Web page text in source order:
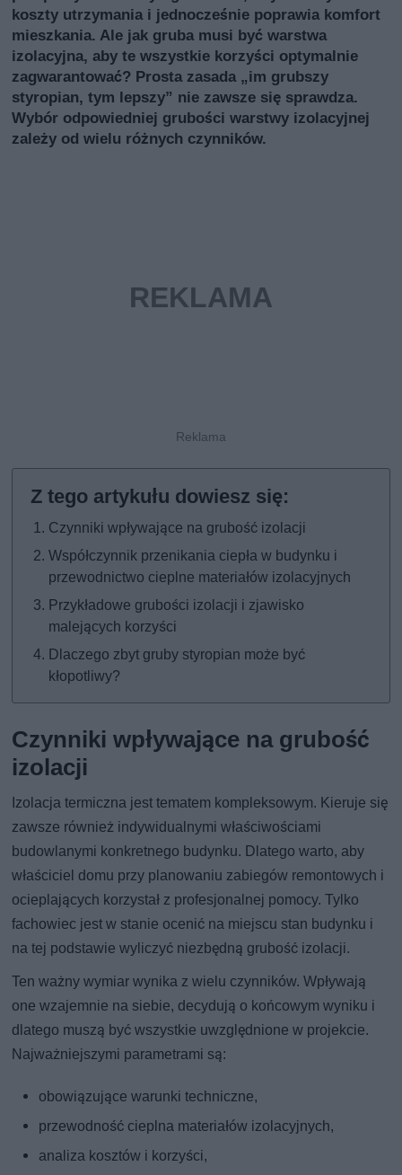
koszty utrzymania i jednocześnie poprawia komfort
mieszkania. Ale jak gruba musi być warstwa
izolacyjna, aby te wszystkie korzyści optymalnie
zagwarantować? Prosta zasada „im grubszy
styropian, tym lepszy” nie zawsze się sprawdza.
Wybór odpowiedniej grubości warstwy izolacyjnej
zależy od wielu różnych czynników.
Czynniki wpływające na grubość izolacji
Współczynnik przenikania ciepła w budynku i
przewodnictwo cieplne materiałów izolacyjnych
Przykładowe grubości izolacji i zjawisko
malejących korzyści
Dlaczego zbyt gruby styropian może być
kłopotliwy?
Czynniki wpływające na grubość
izolacji
Izolacja termiczna jest tematem kompleksowym. Kieruje się
zawsze również indywidualnymi właściwościami
budowlanymi konkretnego budynku. Dlatego warto, aby
właściciel domu przy planowaniu zabiegów remontowych i
ocieplających korzystał z profesjonalnej pomocy. Tylko
fachowiec jest w stanie ocenić na miejscu stan budynku i
na tej podstawie wyliczyć niezbędną grubość izolacji.
Ten ważny wymiar wynika z wielu czynników. Wpływają
one wzajemnie na siebie, decydują o końcowym wyniku i
dlatego muszą być wszystkie uwzględnione w projekcie.
Najważniejszymi parametrami są:
obowiązujące warunki techniczne,
przewodność cieplna materiałów izolacyjnych,
analiza kosztów i korzyści,